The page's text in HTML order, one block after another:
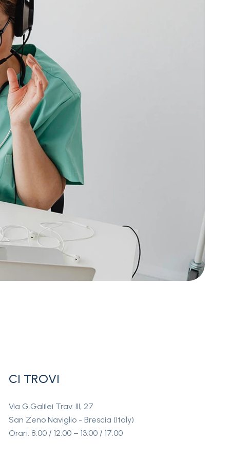
CI TROVI
Via G.Galilei Trav. III, 27
San Zeno Naviglio - Brescia (Italy)
Orari: 8:00 / 12:00 – 13:00 / 17:00